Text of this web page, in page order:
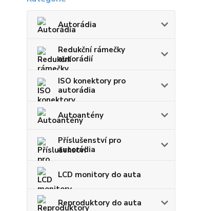
Autorádia
Redukční rámečky
autorádií
ISO konektory pro
autorádia
Autoantény
Příslušenství pro
autorádia
LCD monitory do auta
Reproduktory do auta